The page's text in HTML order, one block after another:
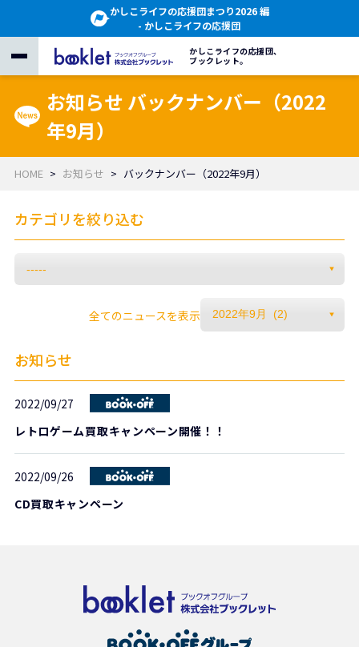
かしこライフの応援団まつり2026 編
- かしこライフの応援団
かしこライフの応援団、
ブックレット。
お知らせ バックナンバー（2022
年9月）
HOME お知らせ バックナンバー（2022年9月）
カテゴリを絞り込む
全てのニュースを表示
お知らせ
2022/09/27
レトロゲーム買取キャンペーン開催！！
2022/09/26
CD買取キャンペーン